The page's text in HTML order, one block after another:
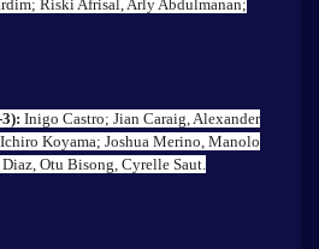
Riski Afrisal, Arly Abdulmanan;
Inigo Castro; Jian Caraig, Alexander
Koyama; Joshua Merino, Manolo
Otu Bisong, Cyrelle Saut.